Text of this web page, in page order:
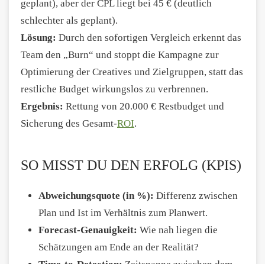
geplant), aber der CPL liegt bei 45 € (deutlich
schlechter als geplant).
Lösung: Durch den sofortigen Vergleich erkennt das
Team den „Burn“ und stoppt die Kampagne zur
Optimierung der Creatives und Zielgruppen, statt das
restliche Budget wirkungslos zu verbrennen.
Ergebnis: Rettung von 20.000 € Restbudget und
Sicherung des Gesamt-ROI.
SO MISST DU DEN ERFOLG (KPIS)
Abweichungsquote (in %): Differenz zwischen
Plan und Ist im Verhältnis zum Planwert.
Forecast-Genauigkeit: Wie nah liegen die
Schätzungen am Ende an der Realität?